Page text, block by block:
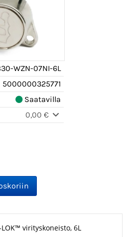
WZN-07NI-6L
5000000325771
Saatavilla
0,00 €
virityskoneisto, 6L